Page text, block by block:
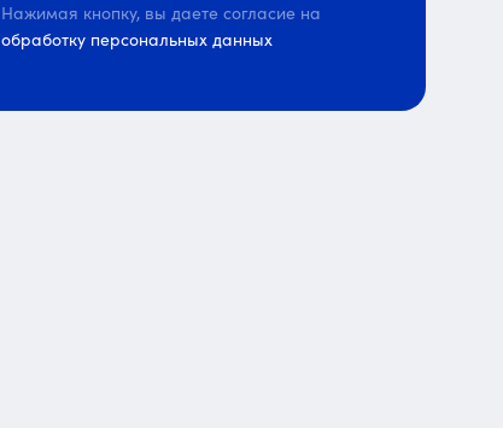
Нажимая кнопку, вы даете согласие на
обработку персональных данных